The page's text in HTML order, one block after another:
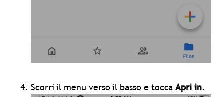
Scorri il menu verso il basso e toccaApri in.